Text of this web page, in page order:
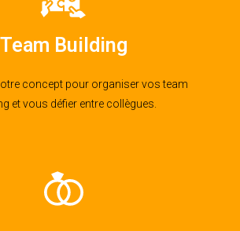
Team Building
concept pour organiser vos team
et vous défier entre collègues.